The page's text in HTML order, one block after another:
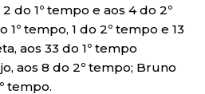
do 1º tempo e aos 4 do 2º
tempo, 1 do 2º tempo e 13
aos 33 do 1º tempo
aos 8 do 2º tempo; Bruno
tempo.